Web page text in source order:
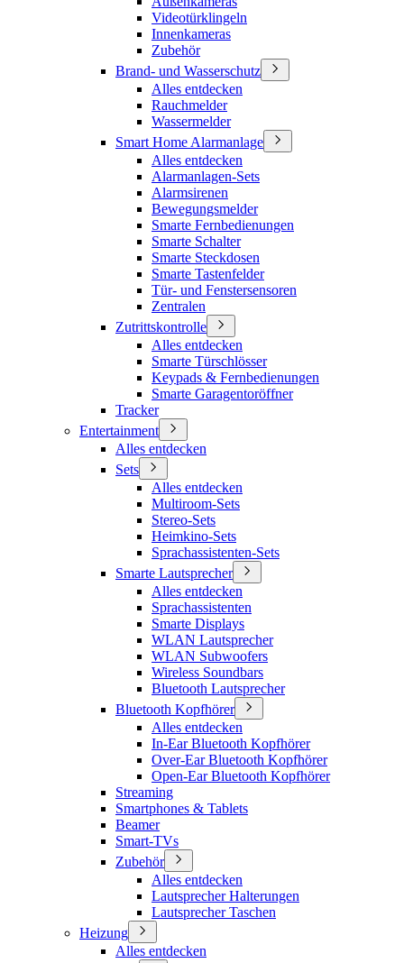
Videotürklingeln
Innenkameras
Zubehör
Brand- und Wasserschutz
Alles entdecken
Rauchmelder
Wassermelder
Smart Home Alarmanlage
Alles entdecken
Alarmanlagen-Sets
Alarmsirenen
Bewegungsmelder
Smarte Fernbedienungen
Smarte Schalter
Smarte Steckdosen
Smarte Tastenfelder
Tür- und Fenstersensoren
Zentralen
Zutrittskontrolle
Alles entdecken
Smarte Türschlösser
Keypads & Fernbedienungen
Smarte Garagentoröffner
Tracker
Entertainment
Alles entdecken
Sets
Alles entdecken
Multiroom-Sets
Stereo-Sets
Heimkino-Sets
Sprachassistenten-Sets
Smarte Lautsprecher
Alles entdecken
Sprachassistenten
Smarte Displays
WLAN Lautsprecher
WLAN Subwoofers
Wireless Soundbars
Bluetooth Lautsprecher
Bluetooth Kopfhörer
Alles entdecken
In-Ear Bluetooth Kopfhörer
Over-Ear Bluetooth Kopfhörer
Open-Ear Bluetooth Kopfhörer
Streaming
Smartphones & Tablets
Beamer
Smart-TVs
Zubehör
Alles entdecken
Lautsprecher Halterungen
Lautsprecher Taschen
Heizung
Alles entdecken